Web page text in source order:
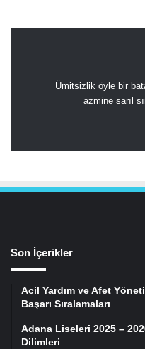
Ümitsizlik öyle bir
azmine sarıl
Son İçerikler
Acil Yardım ve Afet
Başarı Sıralamaları
Adana Liseleri 2025 –
Dilimleri